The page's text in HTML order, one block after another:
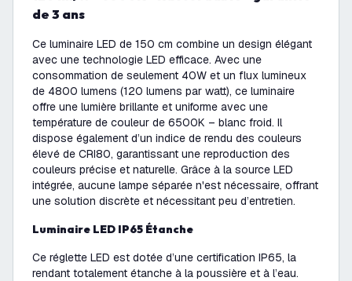
de 3 ans
Ce luminaire LED de 150 cm combine un design élégant
avec une technologie LED efficace. Avec une
consommation de seulement 40W et un flux lumineux
de 4800 lumens (120 lumens par watt), ce luminaire
offre une lumière brillante et uniforme avec une
température de couleur de 6500K – blanc froid. Il
dispose également d’un indice de rendu des couleurs
élevé de CRI80, garantissant une reproduction des
couleurs précise et naturelle. Grâce à la source LED
intégrée, aucune lampe séparée n'est nécessaire, offrant
une solution discrète et nécessitant peu d’entretien.
Luminaire LED IP65 Étanche
Ce réglette LED est dotée d’une certification IP65, la
rendant totalement étanche à la poussière et à l’eau.